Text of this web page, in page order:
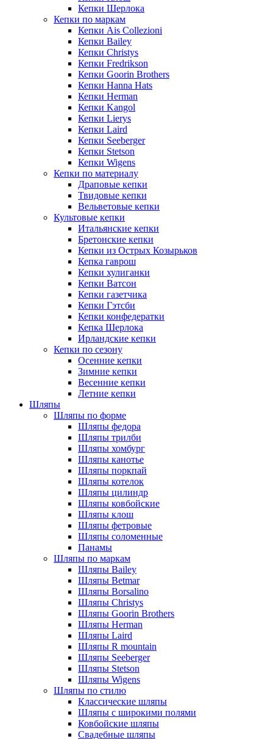
Кепки Шерлока
Кепки по маркам
Кепки Ais Collezioni
Кепки Bailey
Кепки Christys
Кепки Fredrikson
Кепки Goorin Brothers
Кепки Hanna Hats
Кепки Herman
Кепки Kangol
Кепки Lierys
Кепки Laird
Кепки Seeberger
Кепки Stetson
Кепки Wigens
Кепки по материалу
Драповые кепки
Твидовые кепки
Вельветовые кепки
Культовые кепки
Итальянские кепки
Бретонские кепки
Кепки из Острых Козырьков
Кепка гаврош
Кепки хулиганки
Кепки Ватсон
Кепки газетчика
Кепки Гэтсби
Кепки конфедератки
Кепка Шерлока
Ирландские кепки
Кепки по сезону
Осенние кепки
Зимние кепки
Весенние кепки
Летние кепки
Шляпы
Шляпы по форме
Шляпы федора
Шляпы трилби
Шляпы хомбург
Шляпы канотье
Шляпы поркпай
Шляпы котелок
Шляпы цилиндр
Шляпы ковбойские
Шляпы клош
Шляпы фетровые
Шляпы соломенные
Панамы
Шляпы по маркам
Шляпы Bailey
Шляпы Betmar
Шляпы Borsalino
Шляпы Christys
Шляпы Goorin Brothers
Шляпы Herman
Шляпы Laird
Шляпы R mountain
Шляпы Seeberger
Шляпы Stetson
Шляпы Wigens
Шляпы по стилю
Классические шляпы
Шляпы с широкими полями
Ковбойские шляпы
Свадебные шляпы